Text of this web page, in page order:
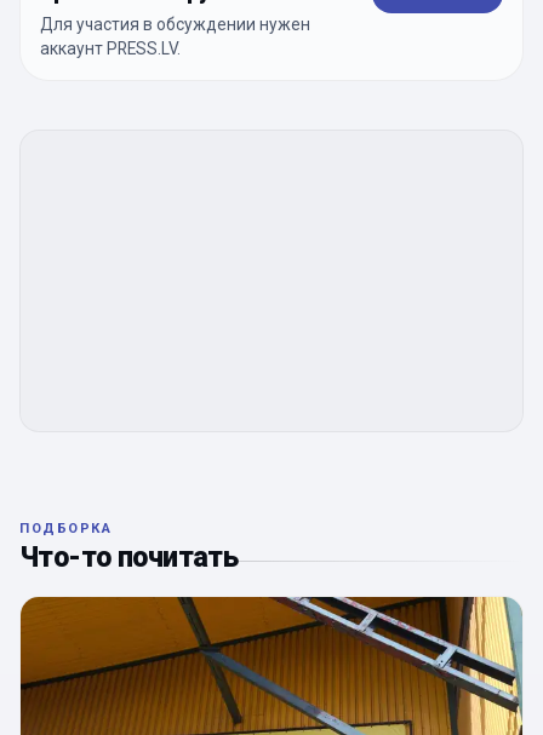
Для участия в обсуждении нужен
аккаунт PRESS.LV.
ПОДБОРКА
Что-то почитать